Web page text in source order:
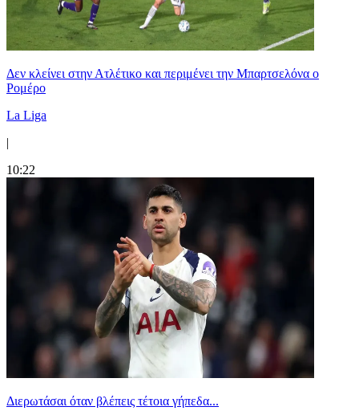
Δεν κλείνει στην Ατλέτικο και περιμένει την Μπαρτσελόνα ο
Ρομέρο
La Liga
|
10:22
Διερωτάσαι όταν βλέπεις τέτοια γήπεδα...